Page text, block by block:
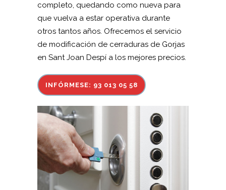
completo, quedando como nueva para
que vuelva a estar operativa durante
otros tantos años. Ofrecemos el servicio
de modificación de cerraduras de Gorjas
en Sant Joan Despí a los mejores precios.
INFÓRMESE: 93 013 05 58